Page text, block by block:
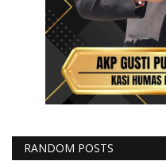
RANDOM POSTS